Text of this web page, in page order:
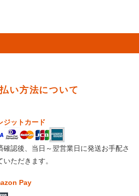
い方法について
ジットカード
確認後、当日～翌営業日に発送お手配さ
いただきます。
Pay